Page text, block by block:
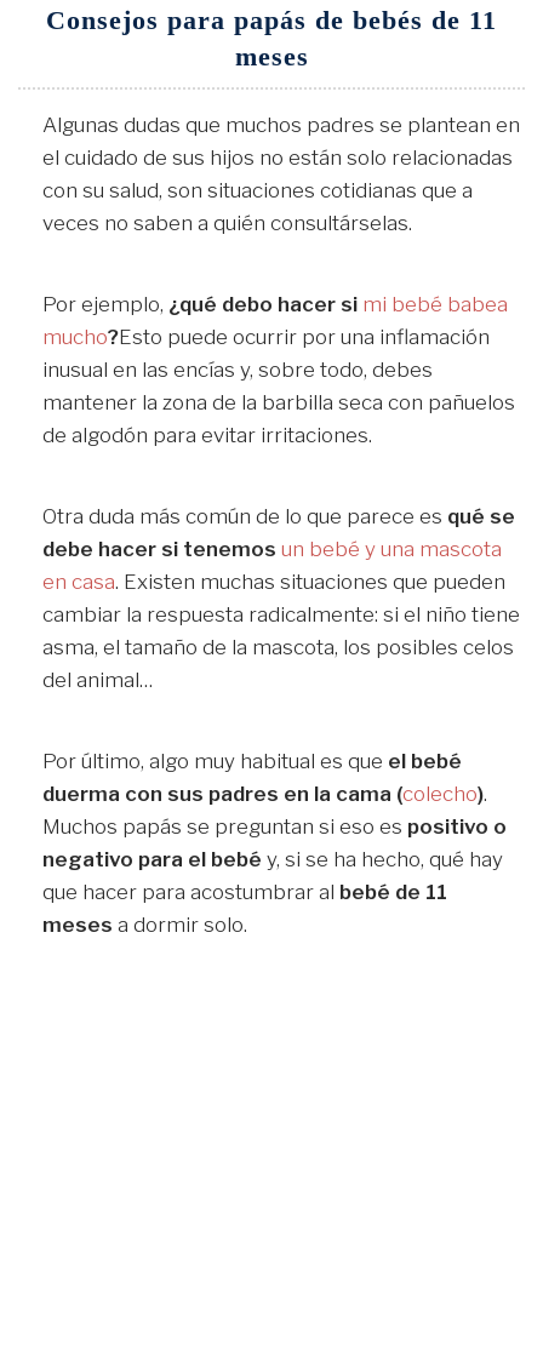
Consejos para papás de bebés de 11
meses
Algunas dudas que muchos padres se plantean en
el cuidado de sus hijos no están solo relacionadas
con su salud, son situaciones cotidianas que a
veces no saben a quién consultárselas.
Por ejemplo, ¿qué debo hacer si mi bebé babea
mucho?Esto puede ocurrir por una inflamación
inusual en las encías y, sobre todo, debes
mantener la zona de la barbilla seca con pañuelos
de algodón para evitar irritaciones.
Otra duda más común de lo que parece es qué se
debe hacer si tenemos un bebé y una mascota
en casa. Existen muchas situaciones que pueden
cambiar la respuesta radicalmente: si el niño tiene
asma, el tamaño de la mascota, los posibles celos
del animal…
Por último, algo muy habitual es que el bebé
duerma con sus padres en la cama (colecho).
Muchos papás se preguntan si eso es positivo o
negativo para el bebé y, si se ha hecho, qué hay
que hacer para acostumbrar al bebé de 11
meses a dormir solo.